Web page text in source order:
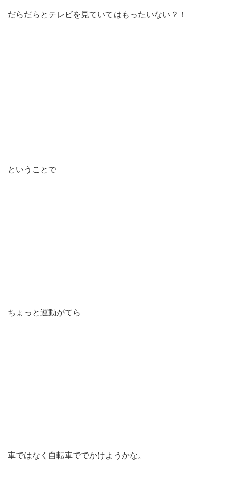
だらだらとテレビを見ていてはもったいない？！
ということで
ちょっと運動がてら
車ではなく自転車ででかけようかな。